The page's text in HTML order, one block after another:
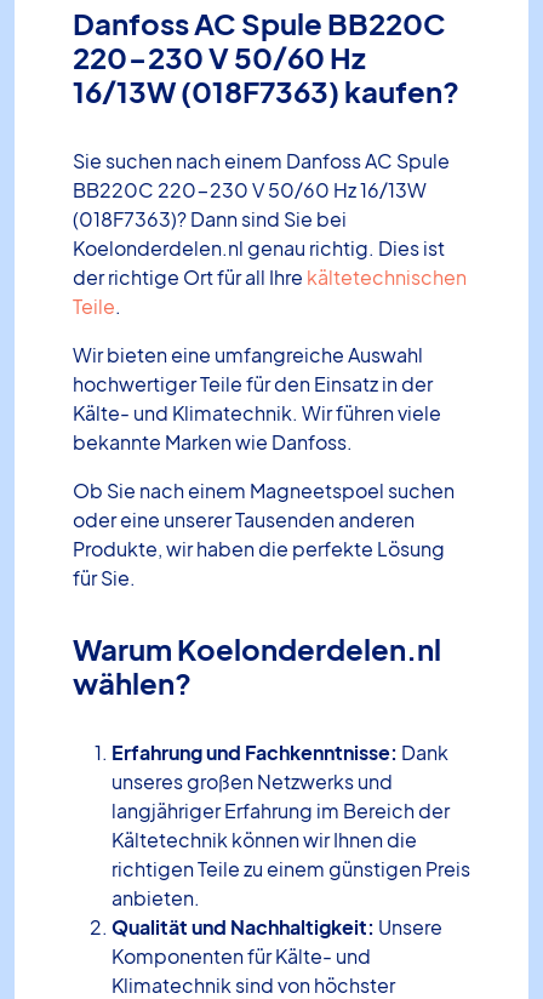
Danfoss AC Spule BB220C
220-230 V 50/60 Hz
16/13W (018F7363) kaufen?
Sie suchen nach einem Danfoss AC Spule
BB220C 220-230 V 50/60 Hz 16/13W
(018F7363)? Dann sind Sie bei
Koelonderdelen.nl genau richtig. Dies ist
der richtige Ort für all Ihre kältetechnischen
Teile.
Wir bieten eine umfangreiche Auswahl
hochwertiger Teile für den Einsatz in der
Kälte- und Klimatechnik. Wir führen viele
bekannte Marken wie Danfoss.
Ob Sie nach einem Magneetspoel suchen
oder eine unserer Tausenden anderen
Produkte, wir haben die perfekte Lösung
für Sie.
Warum Koelonderdelen.nl
wählen?
Erfahrung und Fachkenntnisse: Dank
unseres großen Netzwerks und
langjähriger Erfahrung im Bereich der
Kältetechnik können wir Ihnen die
richtigen Teile zu einem günstigen Preis
anbieten.
Qualität und Nachhaltigkeit: Unsere
Komponenten für Kälte- und
Klimatechnik sind von höchster